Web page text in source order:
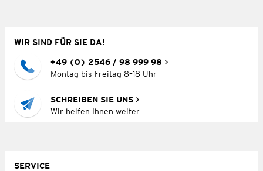
WIR SIND FÜR SIE DA!
+49 (0) 2546 / 98 999 98
Montag bis Freitag 8–18 Uhr
SCHREIBEN SIE UNS
Wir helfen Ihnen weiter
SERVICE